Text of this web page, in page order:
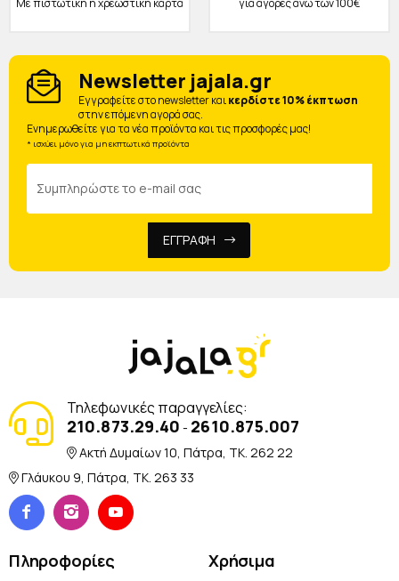
Με πιστωτική ή χρεωστική κάρτα για αγορές άνω των 100€
Newsletter jajala.gr
Eγγραφείτε στο newsletter καικερδίστε 10% έκπτωση
στην επόμενη αγορά σας.
Ενημερωθείτε για τα νέα προϊόντα και τις προσφορές μας!
* ισχύει μόνο για μη εκπτωτικά προϊόντα
ΕΓΓΡΑΦΗ
Τηλεφωνικές παραγγελίες:
210.873.29.40 - 2610.875.007
Ακτή Δυμαίων 10, Πάτρα, TK. 262 22
Γλάυκου 9, Πάτρα, TK. 263 33
Πληροφορίες Χρήσιμα